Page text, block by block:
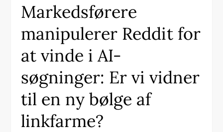
Markedsførere
manipulerer Reddit for
at vinde i AI-
søgninger: Er vi vidner
til en ny bølge af
linkfarme?